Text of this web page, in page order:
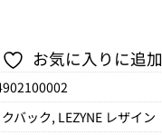
お気に入りに追加
バック, LEZYNE レザイン